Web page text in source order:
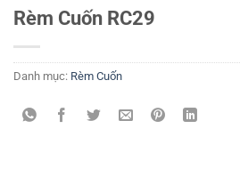
Rèm Cuốn RC29
Danh mục: Rèm Cuốn